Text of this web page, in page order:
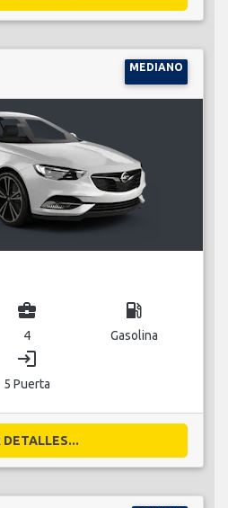
MEDIANO
business_center
4
local_gas_station
Gasolina
login
5 Puerta
DETALLES...